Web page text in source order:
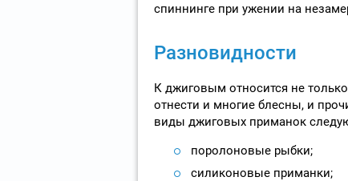
спиннинге при ужении на
Разновидности
К джиговым относится не
отнести и многие блесны, и
виды джиговых приманок
поролоновые рыбки;
силиконовые приманки;